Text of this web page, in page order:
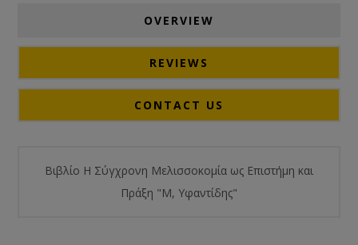
OVERVIEW
REVIEWS
CONTACT US
Βιβλίο Η Σύγχρονη Μελισσοκομία ως Επιστήμη και
Πράξη "Μ, Υφαντίδης"